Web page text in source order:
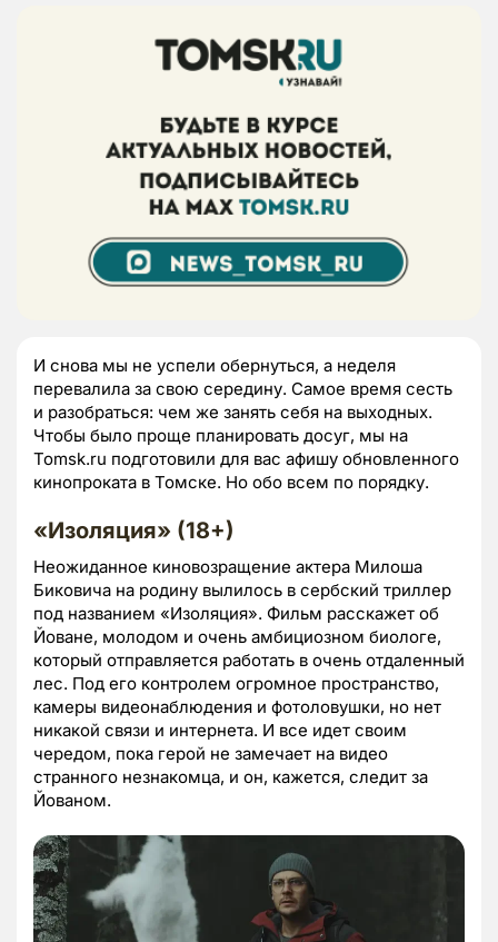
И снова мы не успели обернуться, а неделя
перевалила за свою середину. Самое время сесть
и разобраться: чем же занять себя на выходных.
Чтобы было проще планировать досуг, мы на
Tomsk.ru подготовили для вас афишу обновленного
кинопроката в Томске. Но обо всем по порядку.
«Изоляция» (18+)
Неожиданное киновозращение актера Милоша
Биковича на родину вылилось в сербский триллер
под названием «Изоляция». Фильм расскажет об
Йоване, молодом и очень амбициозном биологе,
который отправляется работать в очень отдаленный
лес. Под его контролем огромное пространство,
камеры видеонаблюдения и фотоловушки, но нет
никакой связи и интернета. И все идет своим
чередом, пока герой не замечает на видео
странного незнакомца, и он, кажется, следит за
Йованом.